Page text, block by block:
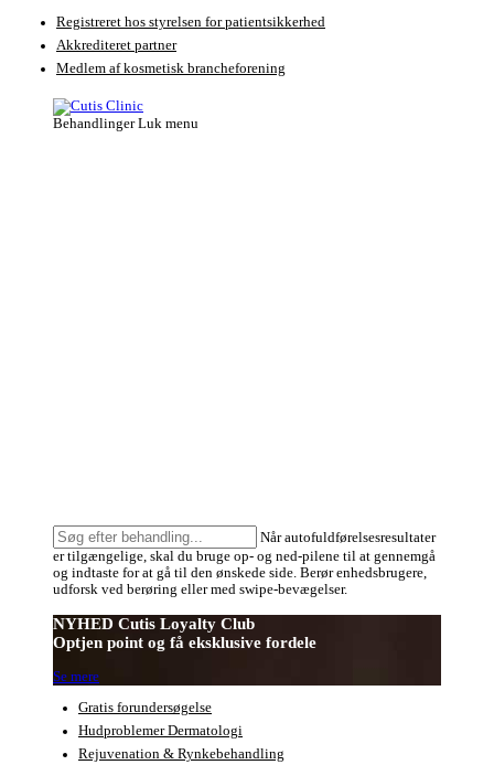
Videre
indhold
Registreret hos styrelsen for patientsikkerhed
Akkrediteret partner
Medlem af kosmetisk brancheforening
Behandlinger Luk menu
Søg
efter
behandling:
Når autofuldførelsesresultater
er tilgængelige, skal du bruge op- og ned-pilene til at gennemgå
og indtaste for at gå til den ønskede side. Berør enhedsbrugere,
udforsk ved berøring eller med swipe-bevægelser.
NYHED Cutis Loyalty Club
Optjen point og få eksklusive fordele
Se mere
Gratis forundersøgelse
Hudproblemer Dermatologi
Rejuvenation & Rynkebehandling